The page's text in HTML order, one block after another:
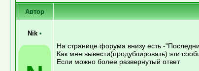
Автор
Nik •
На странице форума внизу есть -
Как мне вывести(продублировать) эти
Если можно более развернутый ответ